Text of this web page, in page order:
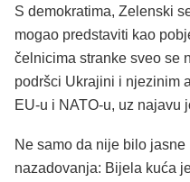
S demokratima, Zelenski
mogao predstaviti kao
čelnicima stranke sveo se
podršci Ukrajini i njezinim
EU-u i NATO-u, uz najavu
Ne samo da nije bilo
nazadovanja: Bijela kuća